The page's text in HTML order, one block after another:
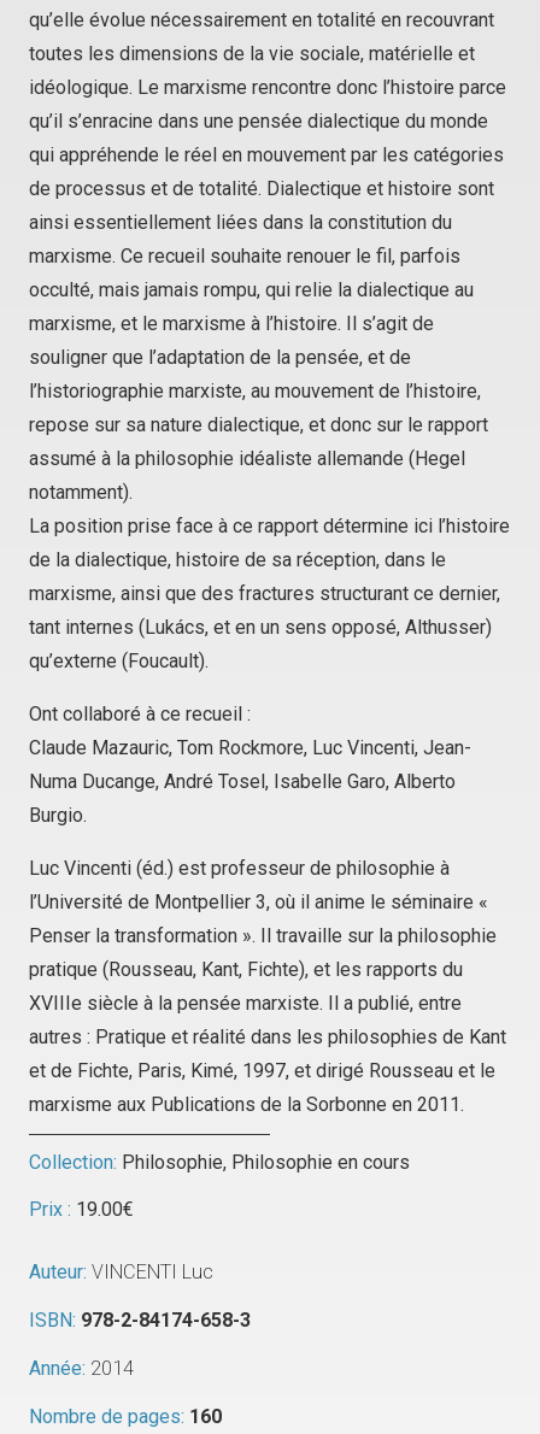
qu’elle évolue nécessairement en totalité en recouvrant
toutes les dimensions de la vie sociale, matérielle et
idéologique. Le marxisme rencontre donc l’histoire parce
qu’il s’enracine dans une pensée dialectique du monde
qui appréhende le réel en mouvement par les catégories
de processus et de totalité. Dialectique et histoire sont
ainsi essentiellement liées dans la constitution du
marxisme. Ce recueil souhaite renouer le fil, parfois
occulté, mais jamais rompu, qui relie la dialectique au
marxisme, et le marxisme à l’histoire. Il s’agit de
souligner que l’adaptation de la pensée, et de
l’historiographie marxiste, au mouvement de l’histoire,
repose sur sa nature dialectique, et donc sur le rapport
assumé à la philosophie idéaliste allemande (Hegel
notamment).
La position prise face à ce rapport détermine ici l’histoire
de la dialectique, histoire de sa réception, dans le
marxisme, ainsi que des fractures structurant ce dernier,
tant internes (Lukács, et en un sens opposé, Althusser)
qu’externe (Foucault).
Ont collaboré à ce recueil :
Claude Mazauric, Tom Rockmore, Luc Vincenti, Jean-
Numa Ducange, André Tosel, Isabelle Garo, Alberto
Burgio.
Luc Vincenti (éd.) est professeur de philosophie à
l’Université de Montpellier 3, où il anime le séminaire «
Penser la transformation ». Il travaille sur la philosophie
pratique (Rousseau, Kant, Fichte), et les rapports du
XVIIIe siècle à la pensée marxiste. Il a publié, entre
autres : Pratique et réalité dans les philosophies de Kant
et de Fichte, Paris, Kimé, 1997, et dirigé Rousseau et le
marxisme aux Publications de la Sorbonne en 2011.
Collection: Philosophie, Philosophie en cours
Prix : 19.00€
Auteur: VINCENTI Luc
ISBN: 978-2-84174-658-3
Année: 2014
Nombre de pages: 160